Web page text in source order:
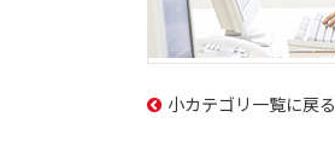
小カテゴリ一覧に戻る